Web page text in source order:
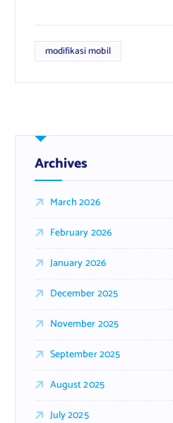
modifikasi mobil
Archives
March 2026
February 2026
January 2026
December 2025
November 2025
September 2025
August 2025
July 2025